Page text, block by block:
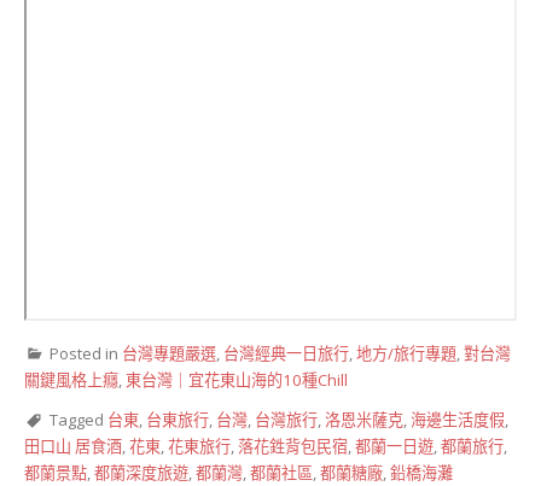
Posted in 台灣專題嚴選, 台灣經典一日旅行,地方/旅行專題,對台灣
關鍵風格上癮, 東台灣｜宜花東山海的10種Chill
Tagged 台東, 台東旅行, 台灣, 台灣旅行,洛恩米薩克,海邊生活度假,
田口山 居食酒,花東,花東旅行,落花鉎背包民宿,都蘭一日遊,都蘭旅行,
都蘭景點,都蘭深度旅遊,都蘭灣,都蘭社區,都蘭糖廠,鉛橋海灘